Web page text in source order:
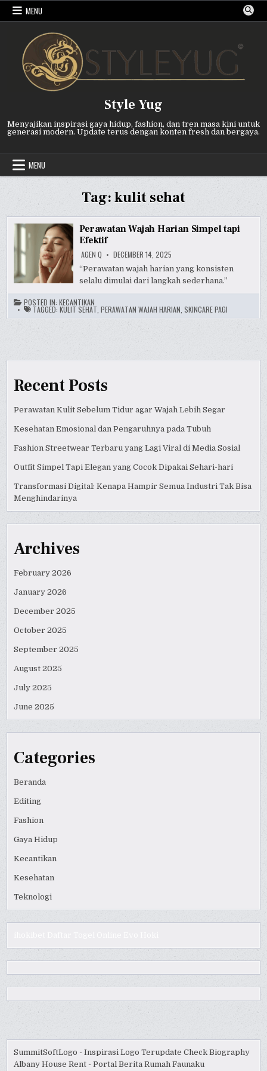
Skip
MENU
Style Yug
Menyajikan inspirasi gaya hidup, fashion, dan tren masa kini untuk
generasi modern. Update terus dengan konten fresh dan bergaya.
MENU
Tag:kulit sehat
Perawatan Wajah Harian Simpel tapi
Efektif
AGEN Q DECEMBER 14, 2025
“Perawatan wajah harian yang konsisten
selalu dimulai dari langkah sederhana.”
POSTED IN:KECANTIKAN
TAGGED:KULIT SEHAT ,PERAWATAN WAJAH HARIAN ,SKINCARE PAGI
Recent Posts
Perawatan Kulit Sebelum Tidur agar Wajah Lebih Segar
Kesehatan Emosional dan Pengaruhnya pada Tubuh
Fashion Streetwear Terbaru yang Lagi Viral di Media Sosial
Outfit Simpel Tapi Elegan yang Cocok Dipakai Sehari-hari
Transformasi Digital: Kenapa Hampir Semua Industri Tak Bisa
Menghindarinya
Archives
February 2026
January 2026
December 2025
October 2025
September 2025
August 2025
July 2025
June 2025
Categories
Beranda
Editing
Fashion
Gaya Hidup
Kecantikan
Kesehatan
Teknologi
SummitSoftLogo - Inspirasi Logo Terupdate Check Biography
Albany House Rent - Portal Berita Rumah Faunaku